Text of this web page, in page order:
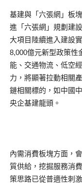
基建與「六張網」板
進「六張網」規劃建
大項目陸續進入建設
8,000億元新型政策性
能、交通物流、低空
力，將顯著拉動相關
鏈相關標的，如中國
央企基建龍頭。
內需消費板塊方面，
質供給，挖掘服務消
策思路已從普適性刺